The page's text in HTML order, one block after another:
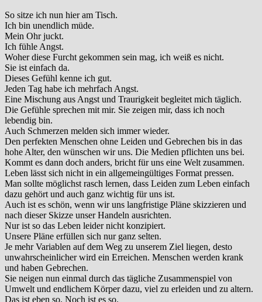
So sitze ich nun hier am Tisch.
Ich bin unendlich müde.
Mein Ohr juckt.
Ich fühle Angst.
Woher diese Furcht gekommen sein mag, ich weiß es nicht.
Sie ist einfach da.
Dieses Gefühl kenne ich gut.
Jeden Tag habe ich mehrfach Angst.
Eine Mischung aus Angst und Traurigkeit begleitet mich täglich.
Die Gefühle sprechen mit mir. Sie zeigen mir, dass ich noch
lebendig bin.
Auch Schmerzen melden sich immer wieder.
Den perfekten Menschen ohne Leiden und Gebrechen bis in das
hohe Alter, den wünschen wir uns. Die Medien pflichten uns bei.
Kommt es dann doch anders, bricht für uns eine Welt zusammen.
Leben lässt sich nicht in ein allgemeingültiges Format pressen.
Man sollte möglichst rasch lernen, dass Leiden zum Leben einfach
dazu gehört und auch ganz wichtig für uns ist.
Auch ist es schön, wenn wir uns langfristige Pläne skizzieren und
nach dieser Skizze unser Handeln ausrichten.
Nur ist so das Leben leider nicht konzipiert.
Unsere Pläne erfüllen sich nur ganz selten.
Je mehr Variablen auf dem Weg zu unserem Ziel liegen, desto
unwahrscheinlicher wird ein Erreichen. Menschen werden krank
und haben Gebrechen.
Sie neigen nun einmal durch das tägliche Zusammenspiel von
Umwelt und endlichem Körper dazu, viel zu erleiden und zu altern.
Das ist eben so. Noch ist es so.